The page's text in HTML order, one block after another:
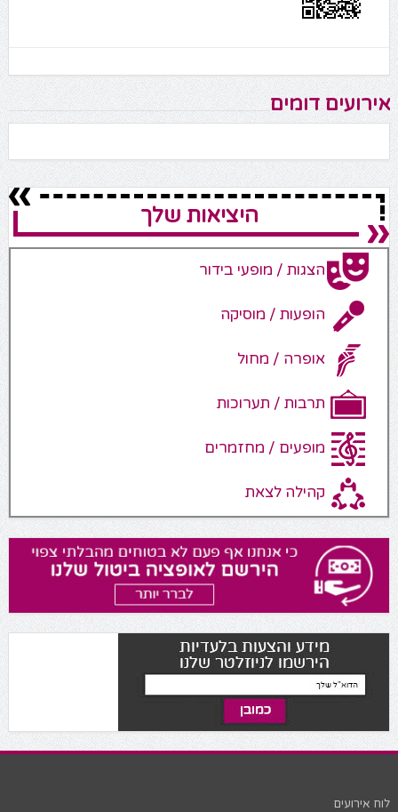
אירועים דומים
היציאות שלך
הצגות / מופעי בידור
הופעות / מוסיקה
אופרה / מחול
תרבות / תערוכות
מופעים / מחזמרים
קהילה לצאת
לוח אירועים